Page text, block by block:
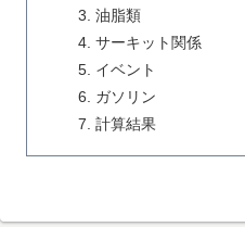
油脂類
サーキット関係
イベント
ガソリン
計算結果